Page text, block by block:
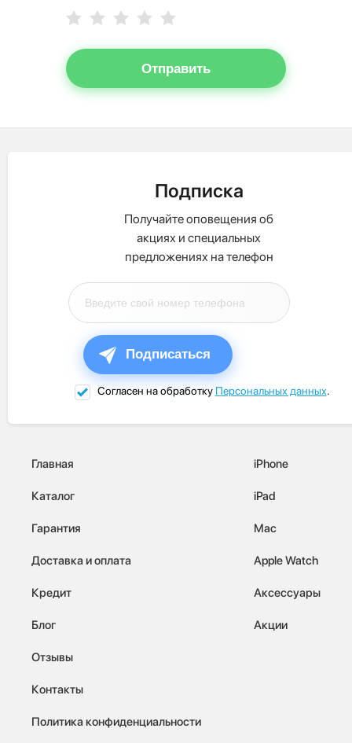
Отправить
Подписка
Получайте оповещения об
акциях и специальных
предложениях на телефон
Подписаться
Согласен на обработку Персональных данных.
Главная
Каталог
Гарантия
Доставка и оплата
Кредит
Блог
Отзывы
Контакты
Политика конфиденциальности
iPhone
iPad
Mac
Apple Watch
Аксессуары
Акции